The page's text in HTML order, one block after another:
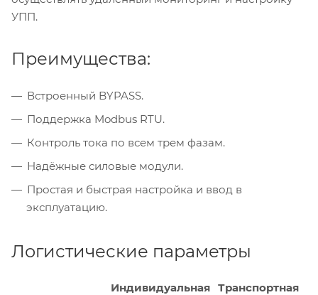
УПП.
Преимущества:
Встроенный BYPASS.
Поддержка Modbus RTU.
Контроль тока по всем трем фазам.
Надёжные силовые модули.
Простая и быстрая настройка и ввод в
эксплуатацию.
Логистические параметры
Индивидуальная Транспортная